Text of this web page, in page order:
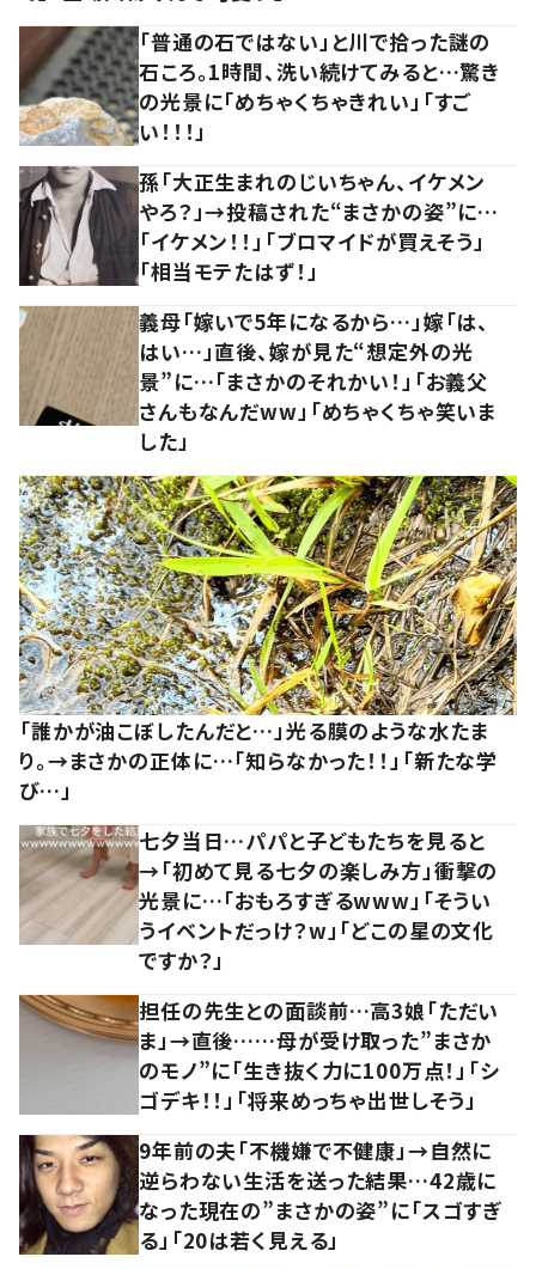
「普通の石ではない」と川で拾った謎の
石ころ。1時間、洗い続けてみると…驚き
の光景に「めちゃくちゃきれい」「すご
い！！！」
孫「大正生まれのじいちゃん、イケメン
やろ？」→投稿された“まさかの姿”に…
「イケメン！！」「ブロマイドが買えそう」
「相当モテたはず！」
義母「嫁いで5年になるから…」嫁「は、
はい…」直後、嫁が見た“想定外の光
景”に…「まさかのそれかい！」「お義父
さんもなんだww」「めちゃくちゃ笑いま
した」
「誰かが油こぼしたんだと…」光る膜のような水たま
り。→まさかの正体に…「知らなかった！！」「新たな学
び…」
七夕当日…パパと子どもたちを見ると
→「初めて見る七夕の楽しみ方」衝撃の
光景に…「おもろすぎるwww」「そうい
うイベントだっけ？w」「どこの星の文化
ですか？」
担任の先生との面談前…高3娘「ただい
ま」→直後……母が受け取った”まさか
のモノ”に「生き抜く力に100万点！」「シ
ゴデキ！！」「将来めっちゃ出世しそう」
9年前の夫「不機嫌で不健康」→自然に
逆らわない生活を送った結果…42歳に
なった現在の”まさかの姿”に「スゴすぎ
る」「20は若く見える」